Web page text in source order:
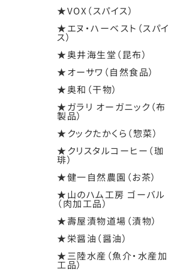
★VOX（スパイス）
★エヌ・ハーベスト（スパイ
ス）
★奥井海生堂（昆布）
★オーサワ（自然食品）
★奥和（干物）
★ガラリ オーガニック（布
製品）
★クックたかくら（惣菜）
★クリスタルコーヒー（珈
琲）
★健一自然農園（お茶）
★山のハム工房 ゴーバル
（肉加工品）
★壽屋漬物道場（漬物）
★栄醤油（醤油）
★三陸水産（魚介・水産加
工品）